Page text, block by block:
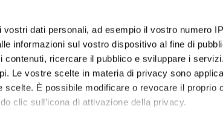
vostri dati personali, ad esempio il vostro numero
informazioni sul vostro dispositivo al fine di
contenuti, ricercare il pubblico e sviluppare i
Le vostre scelte in materia di privacy sono
scelte. È possibile modificare o revocare il proprio
clic sull'icona di attivazione della privacy.